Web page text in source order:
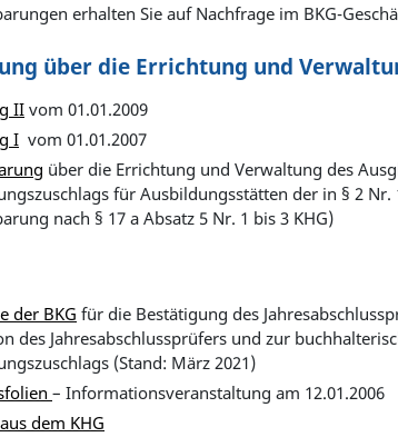
erhalten Sie auf Nachfrage im BKG-
über die Errichtung und
II vom 01.01.2009
I vom 01.01.2007
über die Errichtung und Verwaltung des
für Ausbildungsstätten der in § 2 Nr.
nach § 17 a Absatz 5 Nr. 1 bis 3 KHG)
der BKG für die Bestätigung des
des Jahresabschlussprüfers und zur
(Stand: März 2021)
– Informationsveranstaltung am 12.01.2006
dem KHG